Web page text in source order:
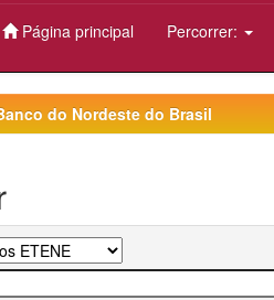
Página principal Percorrer:
do Nordeste do Brasil